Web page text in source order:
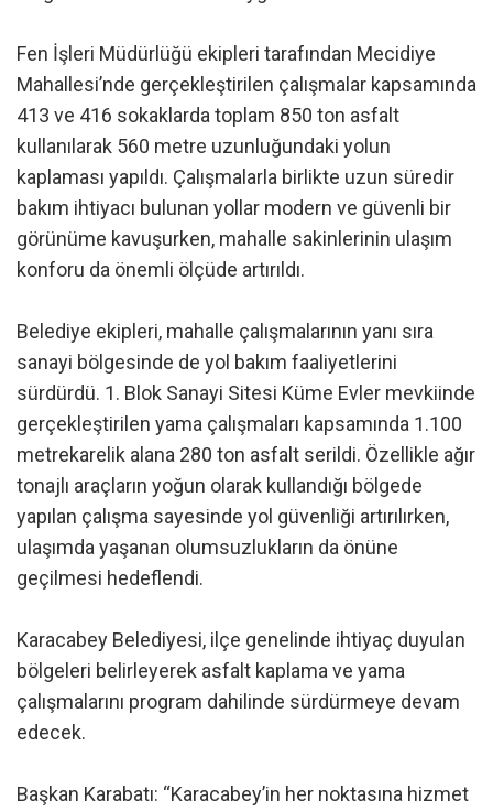
Fen İşleri Müdürlüğü ekipleri tarafından Mecidiye
Mahallesi’nde gerçekleştirilen çalışmalar kapsamında
413 ve 416 sokaklarda toplam 850 ton asfalt
kullanılarak 560 metre uzunluğundaki yolun
kaplaması yapıldı. Çalışmalarla birlikte uzun süredir
bakım ihtiyacı bulunan yollar modern ve güvenli bir
görünüme kavuşurken, mahalle sakinlerinin ulaşım
konforu da önemli ölçüde artırıldı.
Belediye ekipleri, mahalle çalışmalarının yanı sıra
sanayi bölgesinde de yol bakım faaliyetlerini
sürdürdü. 1. Blok Sanayi Sitesi Küme Evler mevkiinde
gerçekleştirilen yama çalışmaları kapsamında 1.100
metrekarelik alana 280 ton asfalt serildi. Özellikle ağır
tonajlı araçların yoğun olarak kullandığı bölgede
yapılan çalışma sayesinde yol güvenliği artırılırken,
ulaşımda yaşanan olumsuzlukların da önüne
geçilmesi hedeflendi.
Karacabey Belediyesi, ilçe genelinde ihtiyaç duyulan
bölgeleri belirleyerek asfalt kaplama ve yama
çalışmalarını program dahilinde sürdürmeye devam
edecek.
Başkan Karabatı: “Karacabey’in her noktasına hizmet